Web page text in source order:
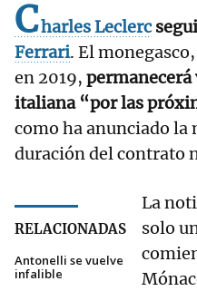
Charles Leclerc
Ferrari. El
en 2019, permanecerá
italiana “por las
como ha anunciado la
duración del contrato
RELACIONADAS
Antonelli se vuelve
infalible
La
solo